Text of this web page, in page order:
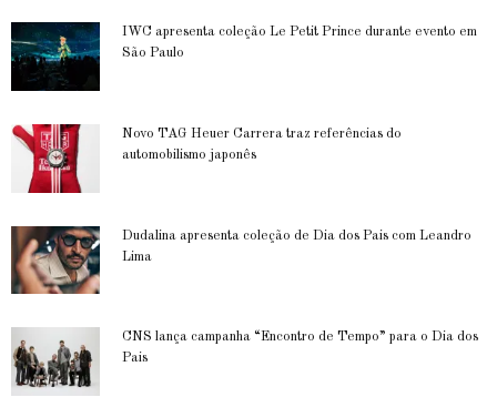
IWC apresenta coleção Le Petit Prince durante evento em
São Paulo
Novo TAG Heuer Carrera traz referências do
automobilismo japonês
Dudalina apresenta coleção de Dia dos Pais com Leandro
Lima
CNS lança campanha “Encontro de Tempo” para o Dia dos
Pais